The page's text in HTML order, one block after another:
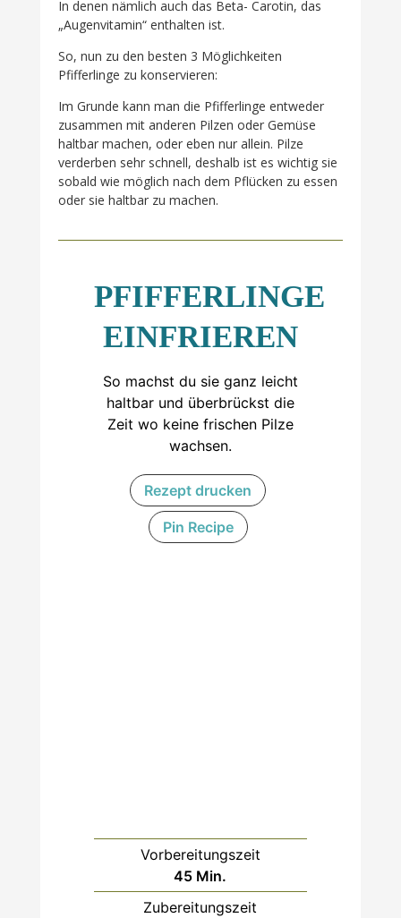
In denen nämlich auch das Beta- Carotin, das
„Augenvitamin“ enthalten ist.
So, nun zu den besten 3 Möglichkeiten
Pfifferlinge zu konservieren:
Im Grunde kann man die Pfifferlinge entweder
zusammen mit anderen Pilzen oder Gemüse
haltbar machen, oder eben nur allein. Pilze
verderben sehr schnell, deshalb ist es wichtig sie
sobald wie möglich nach dem Pflücken zu essen
oder sie haltbar zu machen.
PFIFFERLINGE
EINFRIEREN
So machst du sie ganz leicht
haltbar und überbrückst die
Zeit wo keine frischen Pilze
wachsen.
Rezept drucken
Pin Recipe
Vorbereitungszeit
45Minuten
Min.
Zubereitungszeit